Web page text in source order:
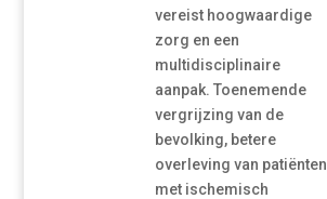
vereist hoogwaardige
zorg en een
multidisciplinaire
aanpak. Toenemende
vergrijzing van de
bevolking, betere
overleving van patiënten
met ischemisch